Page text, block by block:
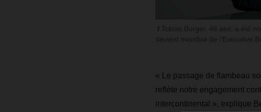
« Le passage de flambeau
reflète notre engagement
intercontinental », explique